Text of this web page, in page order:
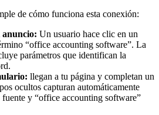
de cómo funciona esta conexión:
Un usuario hace clic en un
“office accounting software”. La
parámetros que identifican la
llegan a tu página y completan un
ocultos capturan automáticamente
y “office accounting software”